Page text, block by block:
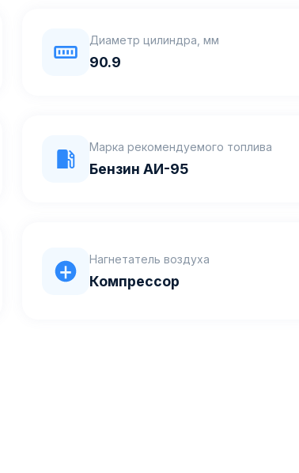
Диаметр цилиндра, мм
90.9
Марка рекомендуемого топлива
Бензин АИ-95
Нагнетатель воздуха
Компрессор